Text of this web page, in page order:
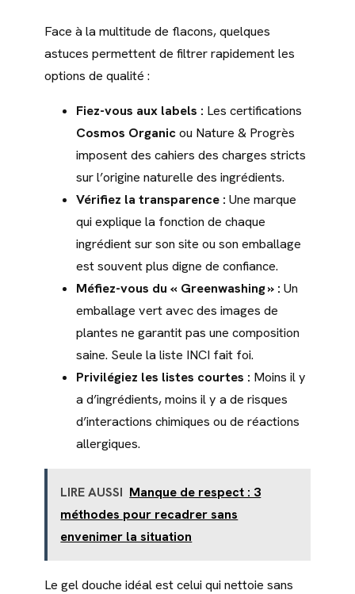
Face à la multitude de flacons, quelques
astuces permettent de filtrer rapidement les
options de qualité :
Fiez-vous aux labels : Les certifications
Cosmos Organicou Nature & Progrès
imposent des cahiers des charges stricts
sur l’origine naturelle des ingrédients.
Vérifiez la transparence : Une marque
qui explique la fonction de chaque
ingrédient sur son site ou son emballage
est souvent plus digne de confiance.
Méfiez-vous du « Greenwashing » : Un
emballage vert avec des images de
plantes ne garantit pas une composition
saine. Seule la liste INCI fait foi.
Privilégiez les listes courtes : Moins il y
a d’ingrédients, moins il y a de risques
d’interactions chimiques ou de réactions
allergiques.
LIRE AUSSI Manque de respect : 3
méthodes pour recadrer sans
envenimer la situation
Le gel douche idéal est celui qui nettoie sans